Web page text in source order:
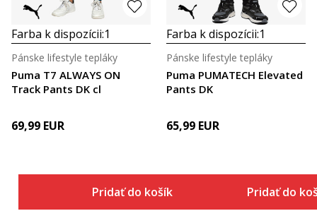
Farba k dispozícii:1
Puma T7 ALWAYS ON
Track Pants DK cl
Pánske lifestyle tepláky
69,99 EUR
Pridať do košíka
Farba k dispozícii:1
Puma PUMATECH Elevated
Pants DK
Pánske lifestyle tepláky
65,99 EUR
Pridať do